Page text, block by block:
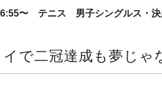
〜 テニス 男子シングルス・決
で二冠達成も夢じゃ